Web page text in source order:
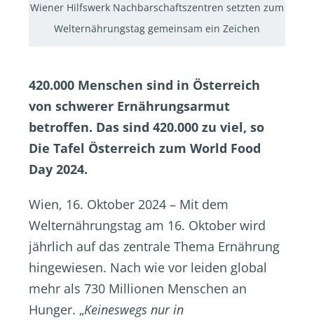
Wiener Hilfswerk Nachbarschaftszentren setzten zum
Welternährungstag gemeinsam ein Zeichen
420.000 Menschen sind in Österreich
von schwerer Ernährungsarmut
betroffen. Das sind 420.000 zu viel, so
Die Tafel Österreich zum World Food
Day 2024.
Wien, 16. Oktober 2024 – Mit dem
Welternährungstag am 16. Oktober wird
jährlich auf das zentrale Thema Ernährung
hingewiesen. Nach wie vor leiden global
mehr als 730 Millionen Menschen an
Hunger. „Keineswegs nur in